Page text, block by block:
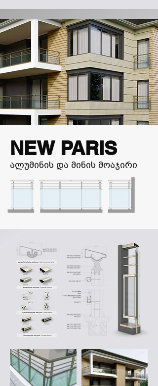
NEW PARIS
ალუმინის და მინის მოაჯირი